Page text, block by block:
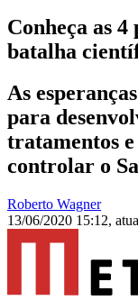
Conheça as
batalha
As
para
tratamentos e
controlar o
Roberto Wagner
13/06/2020 15:12,